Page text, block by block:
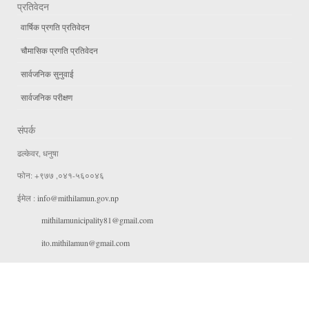
प्रतिवेदन
वार्षिक प्रगति प्रतिवेदन
चौमासिक प्रगति प्रतिवेदन
सार्वजनिक सुनुवाई
सार्वजनिक परीक्षण
संपर्क
ढल्केवर, धनुषा
फोन: +९७७ ,०४१-५६००४६
ईमेल : info@mithilamun.gov.np
mithilamunicipality81@gmail.com
ito.mithilamun@gmail.com